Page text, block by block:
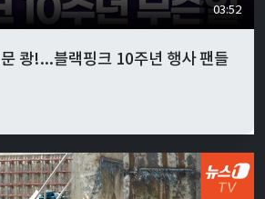
03:52
쾅!...블랙핑크 10주년 행사 팬들